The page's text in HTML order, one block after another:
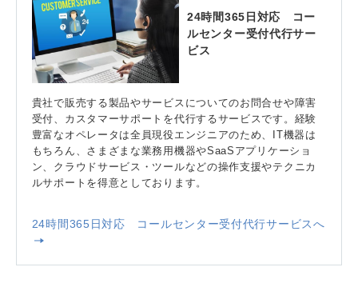
24時間365日対応 コー
ルセンター受付代行サー
ビス
貴社で販売する製品やサービスについてのお問合せや障害
受付、カスタマーサポートを代行するサービスです。経験
豊富なオペレータは全員現役エンジニアのため、IT機器は
もちろん、さまざまな業務用機器やSaaSアプリケーショ
ン、クラウドサービス・ツールなどの操作支援やテクニカ
ルサポートを得意としております。
24時間365日対応 コールセンター受付代行サービスへ